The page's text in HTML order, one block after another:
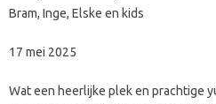
Bram, Inge, Elske en kids
17 mei 2025
Wat een heerlijke plek en prachtige